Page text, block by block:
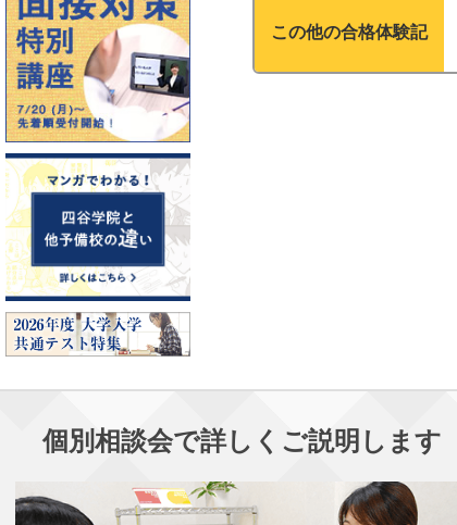
この他の合格体験記
個別相談会で詳しくご説明します